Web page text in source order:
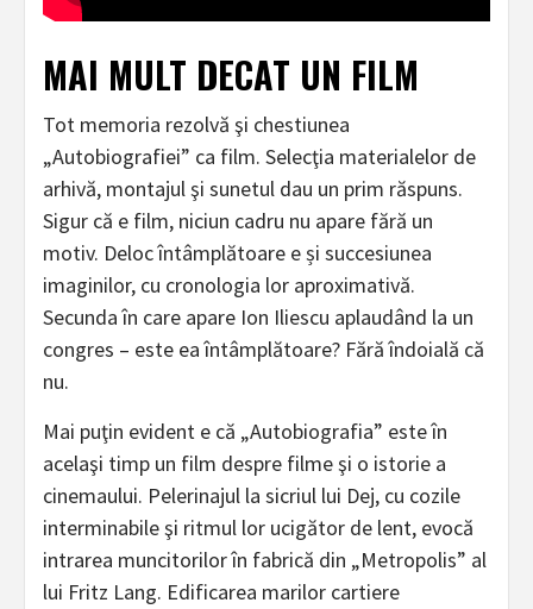
MAI MULT DECAT UN FILM
Tot memoria rezolvă şi chestiunea
„Autobiografiei” ca film. Selecţia materialelor de
arhivă, montajul şi sunetul dau un prim răspuns.
Sigur că e film, niciun cadru nu apare fără un
motiv. Deloc întâmplătoare e și succesiunea
imaginilor, cu cronologia lor aproximativă.
Secunda în care apare Ion Iliescu aplaudând la un
congres – este ea întâmplătoare? Fără îndoială că
nu.
Mai puţin evident e că „Autobiografia” este în
acelaşi timp un film despre filme şi o istorie a
cinemaului. Pelerinajul la sicriul lui Dej, cu cozile
interminabile şi ritmul lor ucigător de lent, evocă
intrarea muncitorilor în fabrică din „Metropolis” al
lui Fritz Lang. Edificarea marilor cartiere